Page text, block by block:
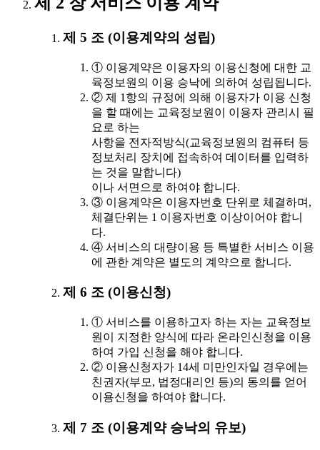
제 5 조 (이용계약의 성립)
① 이용계약은 이용자의 이용신청에 대한 교
육정보원의 이용 승낙에 의하여 성립됩니다.
② 제 1항의 규정에 의해 이용자가 이용 신청
을 할 때에는 교육정보원이 이용자 관리시 필
요로 하는
사항을 전자적방식(교육정보원의 컴퓨터 등
정보처리 장치에 접속하여 데이터를 입력하
는 것을 말합니다)
이나 서면으로 하여야 합니다.
③ 이용계약은 이용자번호 단위로 체결하며,
체결단위는 1 이용자번호 이상이어야 합니
다.
④ 서비스의 대량이용 등 특별한 서비스 이용
에 관한 계약은 별도의 계약으로 합니다.
제 6 조 (이용신청)
① 서비스를 이용하고자 하는 자는 교육정보
원이 지정한 양식에 따라 온라인신청을 이용
하여 가입 신청을 해야 합니다.
② 이용신청자가 14세 미만인자일 경우에는
친권자(부모, 법정대리인 등)의 동의를 얻어
이용신청을 하여야 합니다.
제 7 조 (이용계약 승낙의 유보)